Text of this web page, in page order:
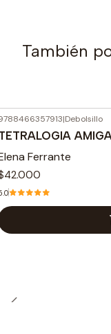
También
|Debolsillo
Ferrante